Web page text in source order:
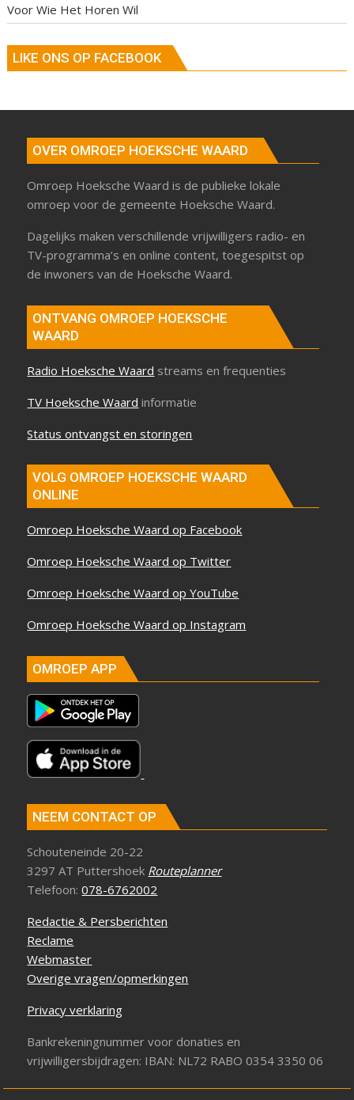
Voor Wie Het Horen Wil
LIKE ONS OP FACEBOOK
OVER OMROEP HOEKSCHE WAARD
Omroep Hoeksche Waard is de publieke lokale
omroep voor de gemeente Hoeksche Waard.
Dagelijks maken verschillende vrijwilligers radio- en
TV-programma’s en online content, toegespitst op
de inwoners van de Hoeksche Waard.
ONTVANG OMROEP HOEKSCHE
WAARD
Radio Hoeksche Waard streams en frequenties
TV Hoeksche Waard informatie
Status ontvangst en storingen
VOLG OMROEP HOEKSCHE WAARD
ONLINE
Omroep Hoeksche Waard op Facebook
Omroep Hoeksche Waard op Twitter
Omroep Hoeksche Waard op YouTube
Omroep Hoeksche Waard op Instagram
OMROEP APP
NEEM CONTACT OP
Schouteneinde 20-22
3297 AT Puttershoek Routeplanner
Telefoon:078-6762002
Redactie & Persberichten
Reclame
Webmaster
Overige vragen/opmerkingen
Privacy verklaring
Bankrekeningnummer voor donaties en
vrijwilligersbijdragen: IBAN: NL72 RABO 0354 3350 06